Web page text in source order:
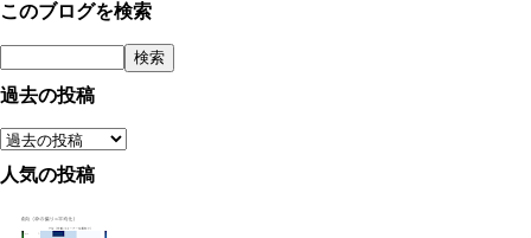
このブログを検索
過去の投稿
人気の投稿